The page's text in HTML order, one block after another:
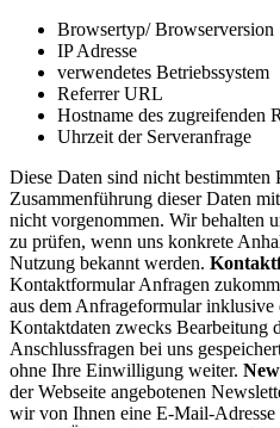
Browsertyp/ Browserversion
IP Adresse
verwendetes Betriebssystem
Referrer URL
Hostname des zugreifenden
Uhrzeit der Serveranfrage
Diese Daten sind nicht bestimmten
Zusammenführung dieser Daten
nicht vorgenommen. Wir behalten
zu prüfen, wenn uns konkrete
Nutzung bekannt werden.
Kontaktformular Anfragen
aus dem Anfrageformular inklusive
Kontaktdaten zwecks Bearbeitung
Anschlussfragen bei uns
ohne Ihre Einwilligung weiter.
der Webseite angebotenen
wir von Ihnen eine E-Mail-